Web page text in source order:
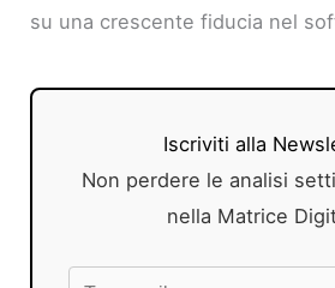
su una crescente fiducia nel
Iscriviti alla
Non perdere le analisi
nella Matrice